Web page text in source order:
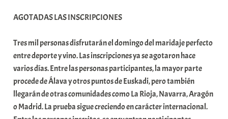
AGOTADAS LAS INSCRIPCIONES
Tres mil personas disfrutarán el domingo del maridaje perfecto
entre deporte y vino. Las inscripciones ya se agotaron hace
varios días. Entre las personas participantes, la mayor parte
procede de Álava y otros puntos de Euskadi, pero también
llegarán de otras comunidades como La Rioja, Navarra, Aragón
o Madrid. La prueba sigue creciendo en carácter internacional.